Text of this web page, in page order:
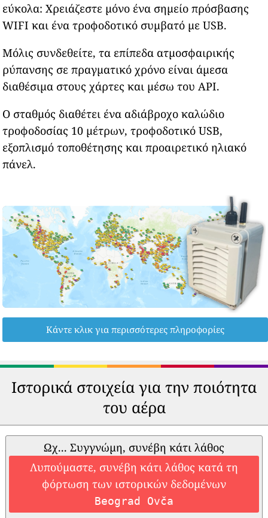
εύκολα: Χρειάζεστε μόνο ένα σημείο πρόσβασης
WIFI και ένα τροφοδοτικό συμβατό με USB.
Μόλις συνδεθείτε, τα επίπεδα ατμοσφαιρικής
ρύπανσης σε πραγματικό χρόνο είναι άμεσα
διαθέσιμα στους χάρτες και μέσω του API.
Ο σταθμός διαθέτει ένα αδιάβροχο καλώδιο
τροφοδοσίας 10 μέτρων, τροφοδοτικό USB,
εξοπλισμό τοποθέτησης και προαιρετικό ηλιακό
πάνελ.
Κάντε κλικ για περισσότερες πληροφορίες
Ιστορικά στοιχεία για την ποιότητα
του αέρα
Ωχ... Συγγνώμη, συνέβη κάτι λάθος
Λυπούμαστε, συνέβη κάτι λάθος κατά τη
φόρτωση των ιστορικών δεδομένων
Beograd Ovča